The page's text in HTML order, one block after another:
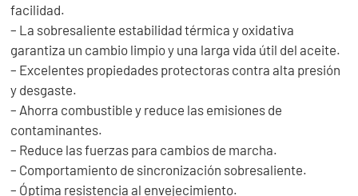
facilidad.
– La sobresaliente estabilidad térmica y oxidativa
garantiza un cambio limpio y una larga vida útil del aceite.
– Excelentes propiedades protectoras contra alta presión
y desgaste.
– Ahorra combustible y reduce las emisiones de
contaminantes.
– Reduce las fuerzas para cambios de marcha.
– Comportamiento de sincronización sobresaliente.
– Óptima resistencia al envejecimiento.